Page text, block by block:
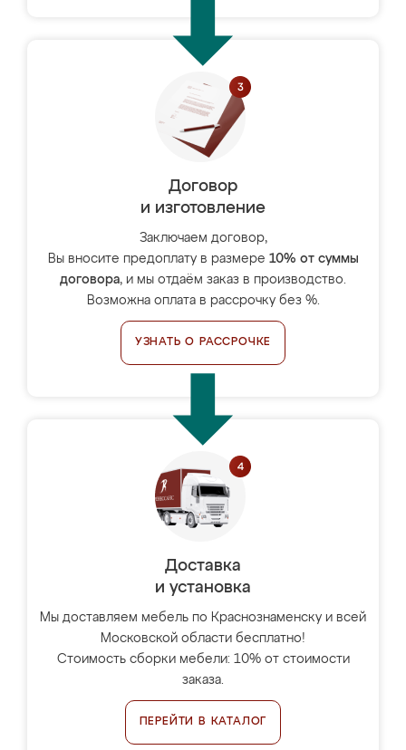
Договор
и изготовление
Заключаем договор,
Вы вносите предоплату в размере 10% от суммы
договора, и мы отдаём заказ в производство.
Возможна оплата в рассрочку без %.
УЗНАТЬ О РАССРОЧКЕ
Доставка
и установка
Мы доставляем мебель по Краснознаменску и всей
Московской области бесплатно!
Стоимость сборки мебели: 10% от стоимости
заказа.
ПЕРЕЙТИ В КАТАЛОГ